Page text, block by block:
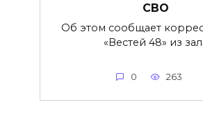
СВО
Об этом сообщает
«Вестей 48» из
0 263